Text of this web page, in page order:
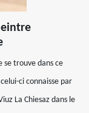
se trouve dans ce
ci connaisse par
La Chiesaz dans le